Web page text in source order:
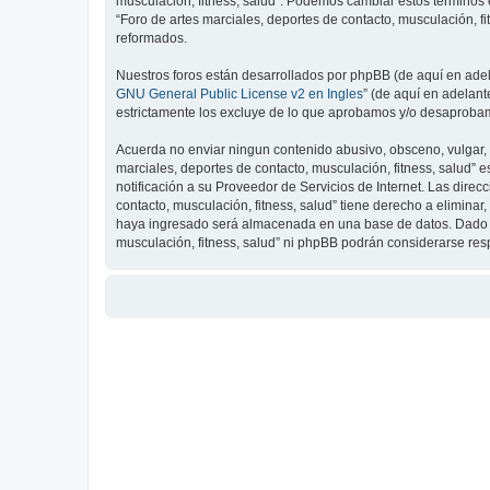
“Foro de artes marciales, deportes de contacto,
reformados.
Nuestros foros están desarrollados por phpBB (de aquí en
GNU General Public License v2 en Ingles” (de aquí en
estrictamente los excluye de lo que aprobamos y/o
Acuerda no enviar ningun contenido abusivo, obsceno,
marciales, deportes de contacto, musculación, fitness, salud”
notificación a su Proveedor de Servicios de Internet. Las
contacto, musculación, fitness, salud” tiene derecho a
haya ingresado será almacenada en una base de datos.
musculación, fitness, salud” ni phpBB podrán considerarse